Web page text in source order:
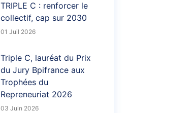
TRIPLE C : renforcer le
collectif, cap sur 2030
01 Juil 2026
Triple C, lauréat du Prix
du Jury Bpifrance aux
Trophées du
Repreneuriat 2026
03 Juin 2026